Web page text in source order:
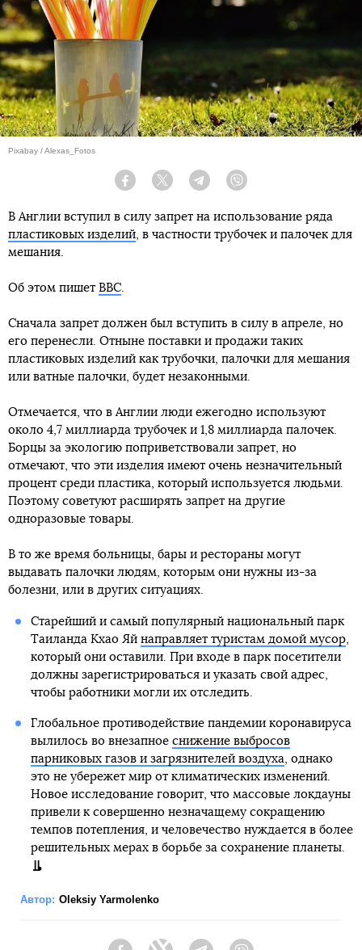
Pixabay / Alexas_Fotos
Facebook Twitter Telegram
В Англии вступил в силу запрет на использование ряда
пластиковых изделий, в частности трубочек и палочек для
мешания.
Об этом пишет BBC.
Сначала запрет должен был вступить в силу в апреле, но
его перенесли. Отныне поставки и продажи таких
пластиковых изделий как трубочки, палочки для мешания
или ватные палочки, будет незаконными.
Отмечается, что в Англии люди ежегодно используют
около 4,7 миллиарда трубочек и 1,8 миллиарда палочек.
Борцы за экологию поприветствовали запрет, но
отмечают, что эти изделия имеют очень незначительный
процент среди пластика, который используется людьми.
Поэтому советуют расширять запрет на другие
одноразовые товары.
В то же время больницы, бары и рестораны могут
выдавать палочки людям, которым они нужны из-за
болезни, или в других ситуациях.
Старейший и самый популярный национальный парк
Таиланда Кхао Яй направляет туристам домой мусор,
который они оставили. При входе в парк посетители
должны зарегистрироваться и указать свой адрес,
чтобы работники могли их отследить.
Глобальное противодействие пандемии коронавируса
вылилось во внезапное снижение выбросов
парниковых газов и загрязнителей воздуха, однако
это не убережет мир от климатических изменений.
Новое исследование говорит, что массовые локдауны
привели к совершенно незначащему сокращению
темпов потепления, и человечество нуждается в более
решительных мерах в борьбе за сохранение планеты.
Автор: Oleksiy Yarmolenko